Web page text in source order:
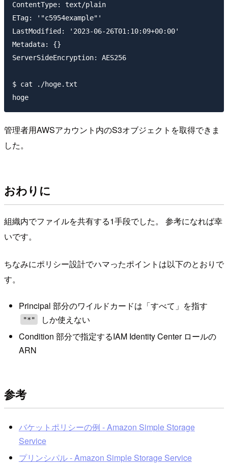
ContentType: text/plain
ETag: '"c5954example"'
LastModified: '2023-06-26T01:10:09+00:00'
Metadata: {}
ServerSideEncryption: AES256
$ cat ./hoge.txt
管理者用AWSアカウント内のS3オブジェクトを取得できま
した。
おわりに
組織内でファイルを共有する1手段でした。 参考になれば幸
いです。
ちなみにポリシー設計でハマったポイントは以下のとおりで
す。
Principal 部分のワイルドカードは「すべて」を指す
"*"
しか使えない
Condition 部分で指定するIAM Identity Center ロールの
ARN
参考
バケットポリシーの例 - Amazon Simple Storage
Service
プリンシパル - Amazon Simple Storage Service